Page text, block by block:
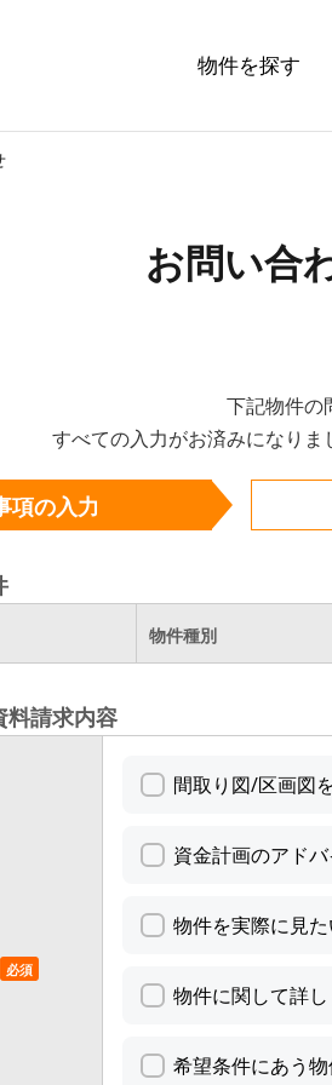
物件を探す
お問い合
下記物件の
すべての入力がお済みになり
項の入力
物件種別
料請求内容
間取り図/区画図
資金計画のアド
物件を実際に見た
物件に関して詳
希望条件にあう